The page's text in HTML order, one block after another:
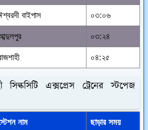
বাইপাস ০৩:০৬
০৩:২৪
০৪:২৫
সিল্কসিটি এক্সপ্রেস ট্রেনের স্টপেজ
নাম ছাড়ার সময়